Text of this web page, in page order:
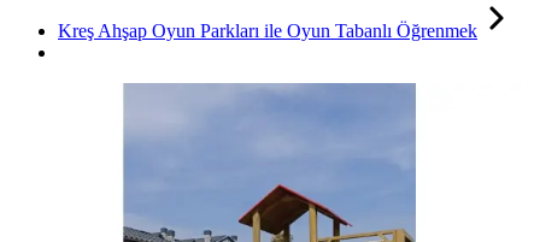
Kreş Ahşap Oyun Parkları ile Oyun Tabanlı Öğrenmek